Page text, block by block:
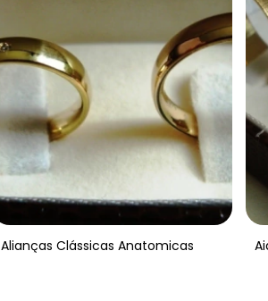
Alianças Clássicas Anatomicas